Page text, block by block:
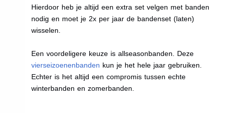
Hierdoor heb je altijd een extra set velgen met banden
nodig en moet je 2x per jaar de bandenset (laten)
wisselen.
Een voordeligere keuze is allseasonbanden. Deze
vierseizoenenbanden kun je het hele jaar gebruiken.
Echter is het altijd een compromis tussen echte
winterbanden en zomerbanden.